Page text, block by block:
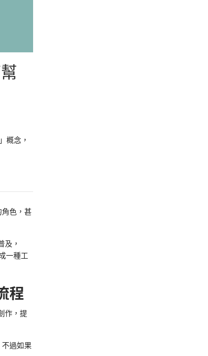
概念，
色，甚
及，
一種工
程
作，提
過如果